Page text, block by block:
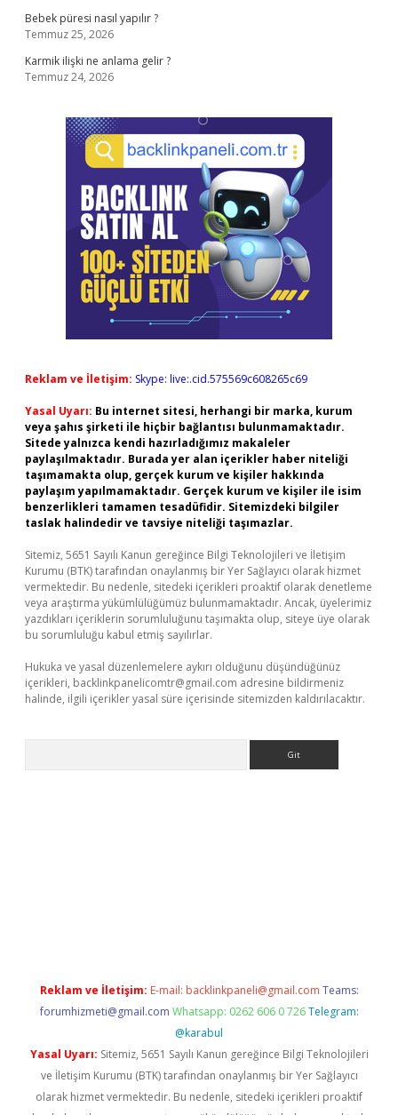
Bebek püresi nasıl yapılır ?
Temmuz 25, 2026
Karmik ilişki ne anlama gelir ?
Temmuz 24, 2026
Reklam ve İletişim: Skype: live:.cid.575569c608265c69
Yasal Uyarı: Bu internet sitesi, herhangi bir marka, kurum
veya şahıs şirketi ile hiçbir bağlantısı bulunmamaktadır.
Sitede yalnızca kendi hazırladığımız makaleler
paylaşılmaktadır. Burada yer alan içerikler haber niteliği
taşımamakta olup, gerçek kurum ve kişiler hakkında
paylaşım yapılmamaktadır. Gerçek kurum ve kişiler ile isim
benzerlikleri tamamen tesadüfidir. Sitemizdeki bilgiler
taslak halindedir ve tavsiye niteliği taşımazlar.
Sitemiz, 5651 Sayılı Kanun gereğince Bilgi Teknolojileri ve İletişim
Kurumu (BTK) tarafından onaylanmış bir Yer Sağlayıcı olarak hizmet
vermektedir. Bu nedenle, sitedeki içerikleri proaktif olarak denetleme
veya araştırma yükümlülüğümüz bulunmamaktadır. Ancak, üyelerimiz
yazdıkları içeriklerin sorumluluğunu taşımakta olup, siteye üye olarak
bu sorumluluğu kabul etmiş sayılırlar.
Hukuka ve yasal düzenlemelere aykırı olduğunu düşündüğünüz
içerikleri, backlinkpanelicomtr@gmail.com adresine bildirmeniz
halinde, ilgili içerikler yasal süre içerisinde sitemizden kaldırılacaktır.
Reklam ve İletişim: E-mail: backlinkpaneli@gmail.com Teams:
forumhizmeti@gmail.com Whatsapp: 0262 606 0 726 Telegram:
@karabul
Yasal Uyarı: Sitemiz, 5651 Sayılı Kanun gereğince Bilgi Teknolojileri
ve İletişim Kurumu (BTK) tarafından onaylanmış bir Yer Sağlayıcı
olarak hizmet vermektedir. Bu nedenle, sitedeki içerikleri proaktif